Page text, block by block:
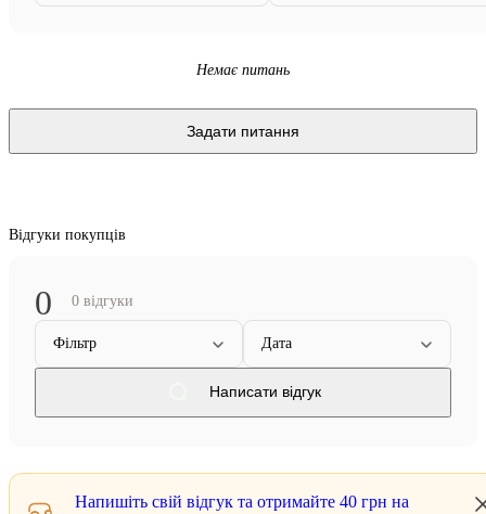
Немає питань
Задати питання
Відгуки покупців
0 0 відгуки
Фільтр Дата
Написати відгук
Напишіть свій відгук та отримайте 40 грн на